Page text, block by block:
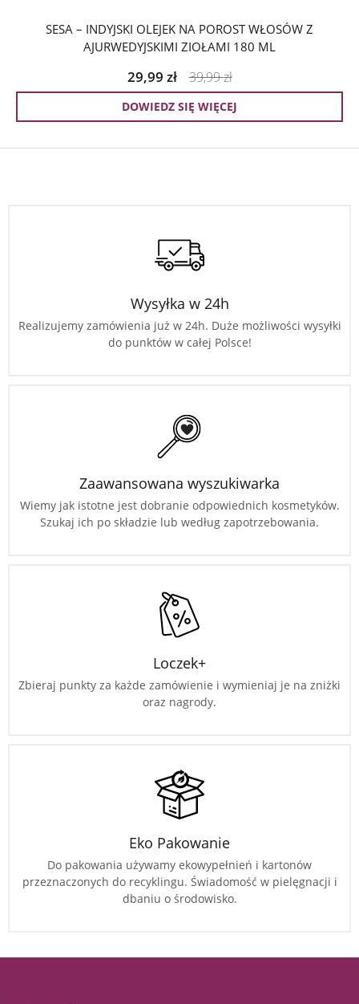
SESA – INDYJSKI OLEJEK NA POROST WŁOSÓW Z
AJURWEDYJSKIMI ZIOŁAMI 180 ML
29,99 zł 39,99zł
DOWIEDZ SIĘ WIĘCEJ
Wysyłka w 24h
Realizujemy zamówienia już w 24h. Duże możliwości wysyłki
do punktów w całej Polsce!
Zaawansowana wyszukiwarka
Wiemy jak istotne jest dobranie odpowiednich kosmetyków.
Szukaj ich po składzie lub według zapotrzebowania.
Loczek+
Zbieraj punkty za każde zamówienie i wymieniaj je na zniżki
oraz nagrody.
Eko Pakowanie
Do pakowania używamy ekowypełnień i kartonów
przeznaczonych do recyklingu. Świadomość w pielęgnacji i
dbaniu o środowisko.